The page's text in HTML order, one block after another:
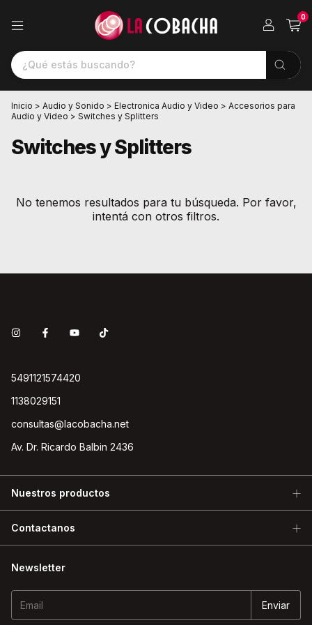
0
Inicio > Audio y Sonido > Electronica Audio y Video > Accesorios para
Audio y Video > Switches y Splitters
Switches y Splitters
No tenemos resultados para tu búsqueda. Por favor,
intentá con otros filtros.
5491121574420
1138029151
consultas@lacobacha.net
Av. Dr. Ricardo Balbin 2436
Nuestros productos
Contactanos
Newsletter